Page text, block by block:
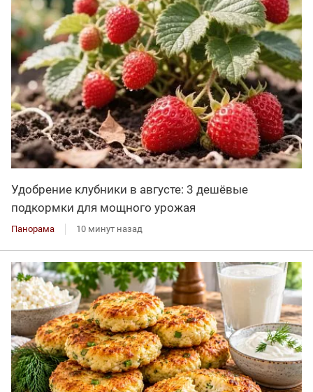
Удобрение клубники в августе: 3 дешёвые
подкормки для мощного урожая
Панорама 10 минут назад